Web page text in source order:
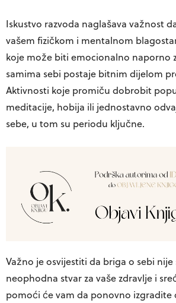
Iskustvo razvoda naglašava važnost
vašem fizičkom i mentalnom
koje može biti emocionalno naporno
samima sebi postaje bitnim dijelom
Aktivnosti koje promiču dobrobit
meditacije, hobija ili jednostavno
sebe, u tom su periodu ključne.
Važno je osvijestiti da briga o sebi
neophodna stvar za vaše zdravlje i
pomoći će vam da ponovno izgradite